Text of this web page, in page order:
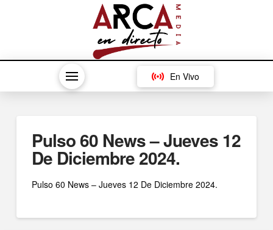
En Vivo
Pulso 60 News – Jueves 12
De Diciembre 2024.
Pulso 60 News – Jueves 12 De Diciembre 2024.